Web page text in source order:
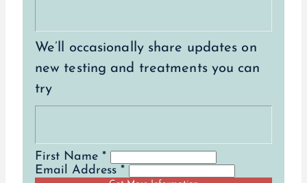
We’ll occasionally share updates on
new testing and treatments you can
try
First Name *
Email Address *